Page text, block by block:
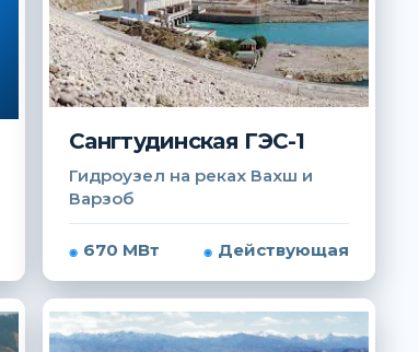
Сангтудинская ГЭС-1
Гидроузел на реках Вахш и
Варзоб
670 МВт Действующая